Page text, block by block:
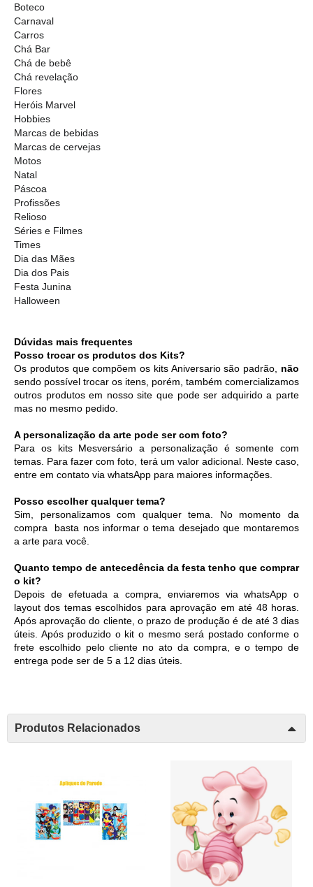
Boteco
Carnaval
Carros
Chá Bar
Chá de bebê
Chá revelação
Flores
Heróis Marvel
Hobbies
Marcas de bebidas
Marcas de cervejas
Motos
Natal
Páscoa
Profissões
Relioso
Séries e Filmes
Times
Dia das Mães
Dia dos Pais
Festa Junina
Halloween
Dúvidas mais frequentes
Posso trocar os produtos dos Kits?
Os produtos que compõem os kits Aniversario são padrão, não
sendo possível trocar os itens, porém, também comercializamos
outros produtos em nosso site que pode ser adquirido a parte
mas no mesmo pedido.
A personalização da arte pode ser com foto?
Para os kits Mesversário a personalização é somente com
temas. Para fazer com foto, terá um valor adicional. Neste caso,
entre em contato via whatsApp para maiores informações.
Posso escolher qualquer tema?
Sim, personalizamos com qualquer tema. No momento da
compra  basta nos informar o tema desejado que montaremos
a arte para você.
Quanto tempo de antecedência da festa tenho que comprar
o kit?
Depois de efetuada a compra, enviaremos via whatsApp o
layout dos temas escolhidos para aprovação em até 48 horas.
Após aprovação do cliente, o prazo de produção é de até 3 dias
úteis. Após produzido o kit o mesmo será postado conforme o
frete escolhido pelo cliente no ato da compra, e o tempo de
entrega pode ser de 5 a 12 dias úteis.
Produtos Relacionados